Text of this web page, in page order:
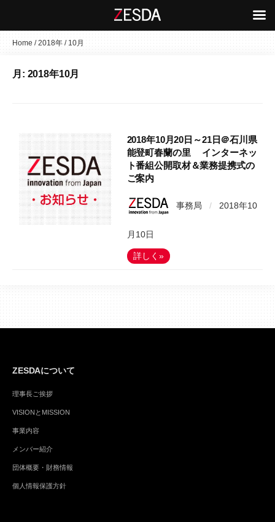
コ
Home /2018年 /10月
月: 2018年10月
2018年10月20日～21日＠石川県
能登町春蘭の里 インターネッ
ト番組公開取材＆業務提携式の
ご案内
事務局 / 2018年10
月10日
詳しく»
ZESDAについて
理事長ご挨拶
VISIONとMISSION
事業内容
メンバー紹介
団体概要・財務情報
個人情報保護方針